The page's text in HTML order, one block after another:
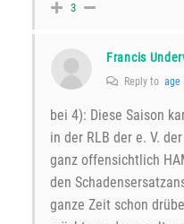
3
Francis
Reply to age
bei 4): Diese Saison
in der RLB der e. V.
ganz offensichtlich
den
ganze Zeit schon